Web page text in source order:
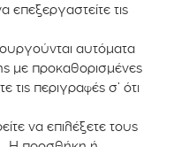
επεξεργαστείτε τις
αυτόματα
με προκαθορισμένες
τις περιγραφές σ’ ότι
να επιλέξετε τους